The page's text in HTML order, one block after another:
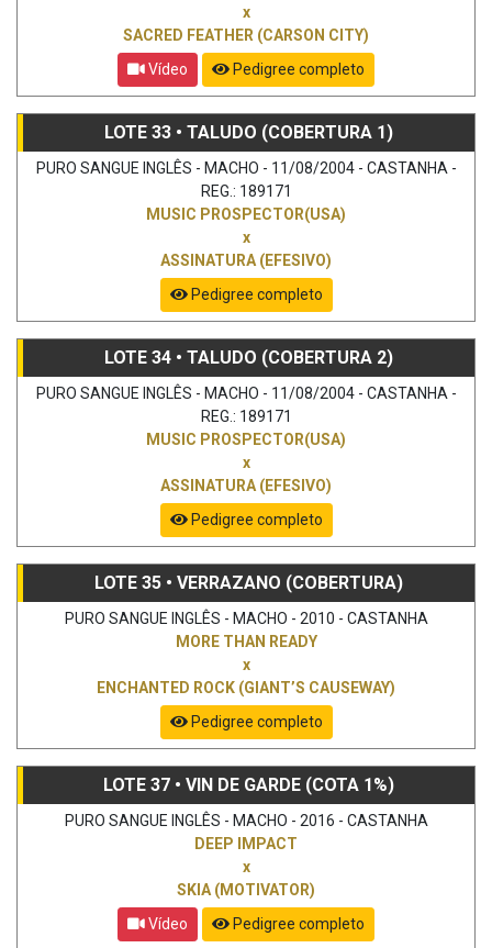
x
SACRED FEATHER (CARSON CITY)
Vídeo
Pedigree completo
LOTE 33 • TALUDO (COBERTURA 1)
PURO SANGUE INGLÊS - MACHO - 11/08/2004 - CASTANHA -
REG.: 189171
MUSIC PROSPECTOR(USA)
x
ASSINATURA (EFESIVO)
Pedigree completo
LOTE 34 • TALUDO (COBERTURA 2)
PURO SANGUE INGLÊS - MACHO - 11/08/2004 - CASTANHA -
REG.: 189171
MUSIC PROSPECTOR(USA)
x
ASSINATURA (EFESIVO)
Pedigree completo
LOTE 35 • VERRAZANO (COBERTURA)
PURO SANGUE INGLÊS - MACHO - 2010 - CASTANHA
MORE THAN READY
x
ENCHANTED ROCK (GIANT’S CAUSEWAY)
Pedigree completo
LOTE 37 • VIN DE GARDE (COTA 1%)
PURO SANGUE INGLÊS - MACHO - 2016 - CASTANHA
DEEP IMPACT
x
SKIA (MOTIVATOR)
Vídeo
Pedigree completo